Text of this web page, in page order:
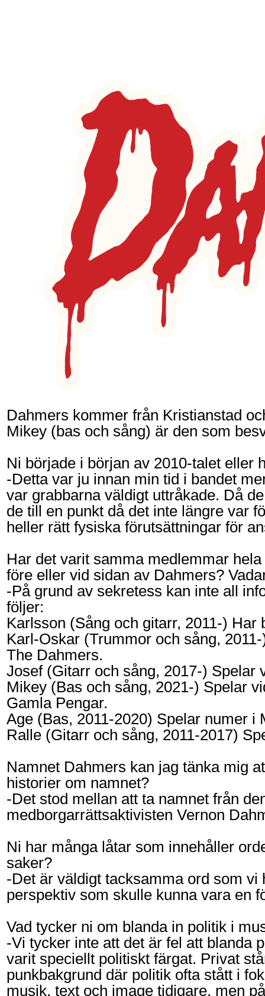
Dahmers kommer från Kristianstad
Mikey (bas och sång) är den som
Ni började i början av 2010-talet eller
-Detta var ju innan min tid i bandet
var grabbarna väldigt uttråkade. Då
de till en punkt då det inte längre var
heller rätt fysiska förutsättningar för
Har det varit samma medlemmar
före eller vid sidan av Dahmers?
-På grund av sekretess kan inte all
följer:
Karlsson (Sång och gitarr, 2011-)
Karl-Oskar (Trummor och sång,
The Dahmers.
Josef (Gitarr och sång, 2017-)
Mikey (Bas och sång, 2021-) Spelar
Gamla Pengar.
Age (Bas, 2011-2020) Spelar numer i
Ralle (Gitarr och sång, 2011-2017)
Namnet Dahmers kan jag tänka mig
historier om namnet?
-Det stod mellan att ta namnet från
medborgarrättsaktivisten Vernon
Ni har många låtar som innehåller
saker?
-Det är väldigt tacksamma ord som vi
perspektiv som skulle kunna vara en
Vad tycker ni om blanda in politik i
-Vi tycker inte att det är fel att blanda
varit speciellt politiskt färgat. Privat
punkbakgrund där politik ofta stått i
musik, text och image tidigare, men